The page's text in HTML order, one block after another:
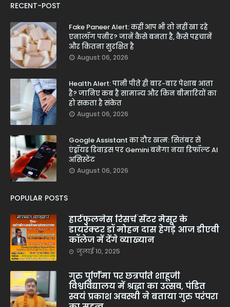
RECENT-POST
Fake Paneer Alert: कहीं आप भी तो नहीं खा रहे
एनालॉग पनीर? जानें कैसे बनता है, कैसे पहचानें
और कितना सुरक्षित है
August 06, 2026
Health Alert: पानी पीते ही बार-बार पेशाब आता
है? जानिए कब है सामान्य और किन बीमारियों का
हो सकता है संकेत
August 06, 2026
Google Assistant का दौर खत्म: सितंबर से
एंड्रॉयड डिवाइस पर Gemini बनेगा नया डिफॉल्ट AI
असिस्टेंट
August 06, 2026
POPULAR POSTS
हार्टफुलनेस रिसर्च सेंटर मैसूर के
डायरेक्टर डॉ मोहन दास हेगड़े आज डीएवी
कॉलेज में देंगे व्याख्यान
जुलाई 10, 2025
गुरु पूर्णिमा पर छत्रपति शाहूजी
विश्वविद्यालय में श्रद्धा का उत्सव, पंडित
स्वयं प्रकाश अवस्थी ने बताया गुरु परंपरा